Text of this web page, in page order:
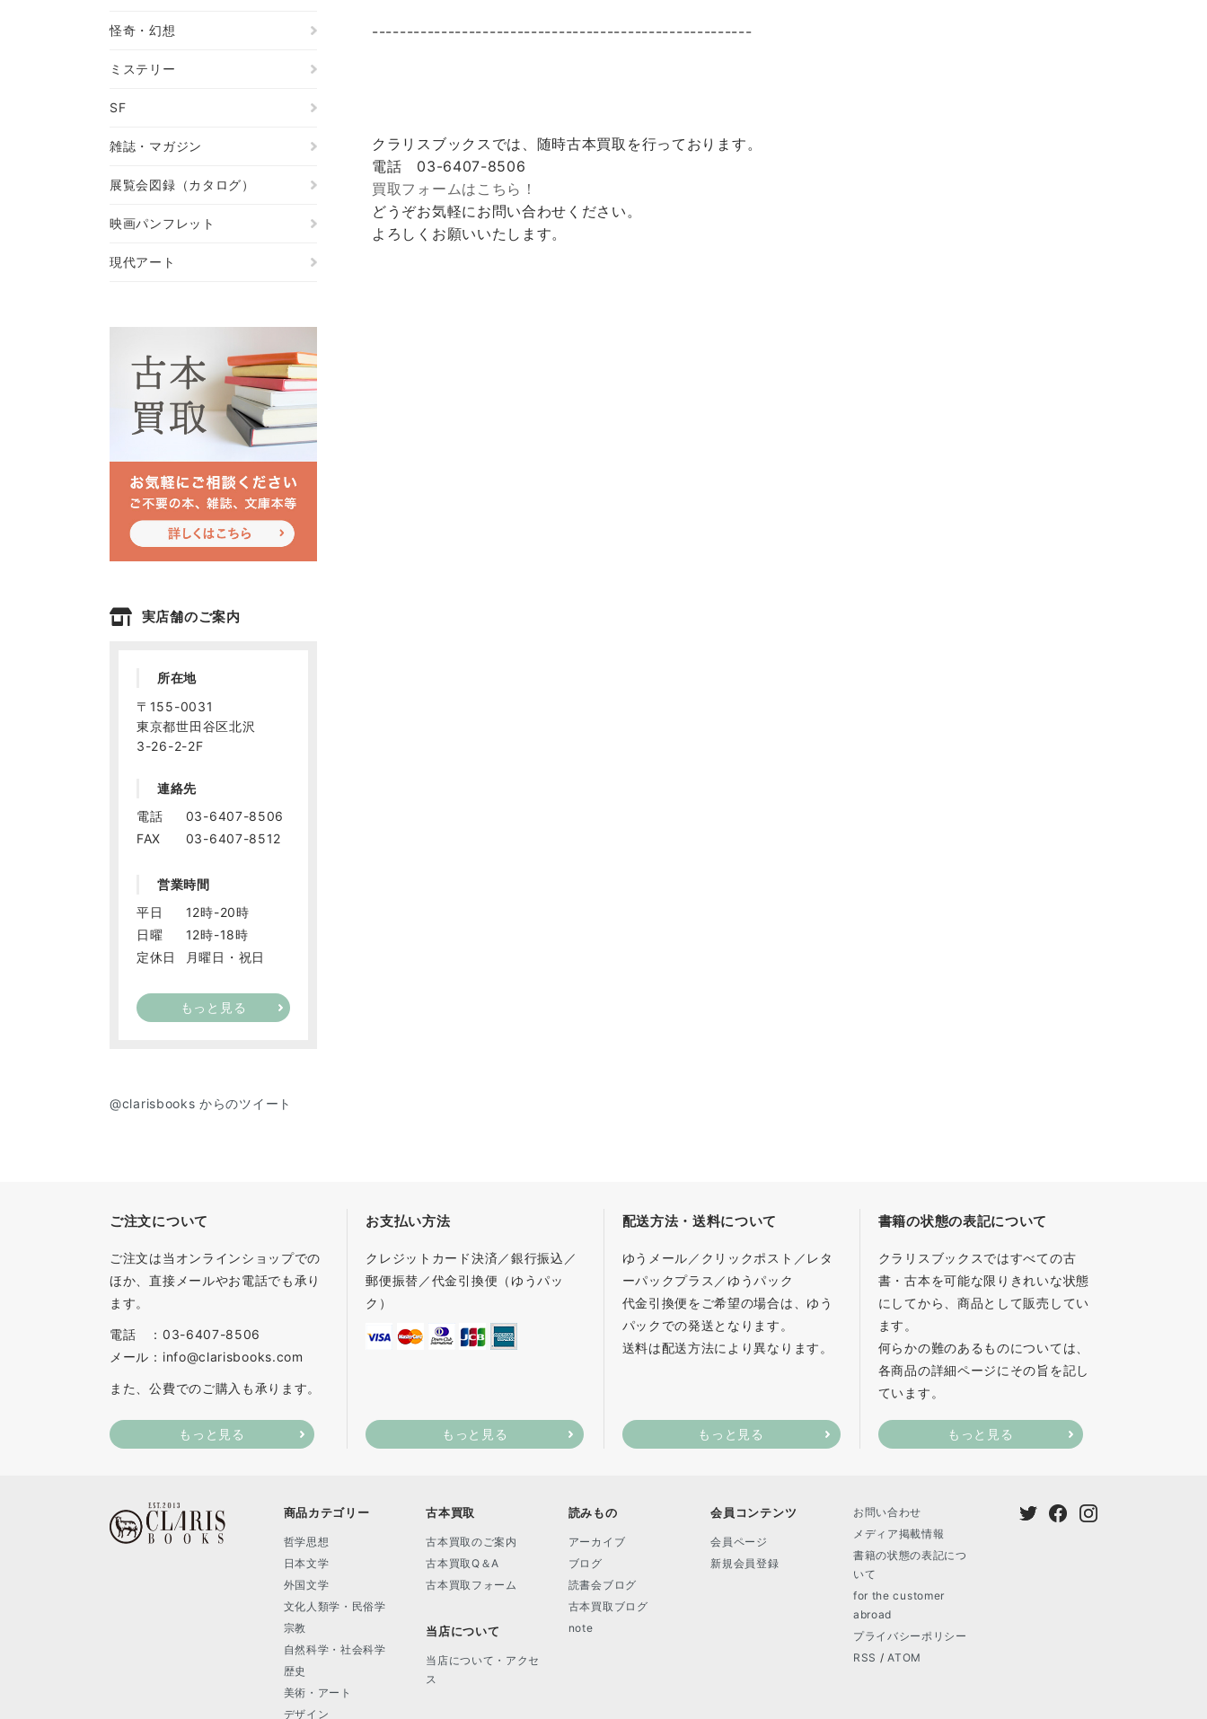
-------------------------------------------------------
クラリスブックスでは、随時古本買取を行っております。
電話 03-6407-8506
買取フォームはこちら！
どうぞお気軽にお問い合わせください。
よろしくお願いいたします。
怪奇・幻想
ミステリー
SF
雑誌・マガジン
展覧会図録（カタログ）
映画パンフレット
現代アート
実店舗のご案内
所在地
〒155-0031
東京都世田谷区北沢
3-26-2-2F
連絡先
電話
03-6407-8506
FAX
03-6407-8512
営業時間
平日
12時-20時
日曜
12時-18時
定休日
月曜日・祝日
もっと見る
@clarisbooks からのツイート
ご注文について
ご注文は当オンラインショップでの
ほか、直接メールやお電話でも承り
ます。
電話 ：03-6407-8506
メール：info@clarisbooks.com
また、公費でのご購入も承ります。
もっと見る
お支払い方法
クレジットカード決済／銀行振込／
郵便振替／代金引換便（ゆうパッ
ク）
もっと見る
配送方法・送料について
ゆうメール／クリックポスト／レタ
ーパックプラス／ゆうパック
代金引換便をご希望の場合は、ゆう
パックでの発送となります。
送料は配送方法により異なります。
もっと見る
書籍の状態の表記について
クラリスブックスではすべての古
書・古本を可能な限りきれいな状態
にしてから、商品として販売してい
ます。
何らかの難のあるものについては、
各商品の詳細ページにその旨を記し
ています。
もっと見る
商品カテゴリー
哲学思想
日本文学
外国文学
文化人類学・民俗学
宗教
自然科学・社会科学
歴史
美術・アート
デザイン
古本買取
古本買取のご案内
古本買取Q＆A
古本買取フォーム
当店について
当店について・アクセ
ス
読みもの
アーカイブ
ブログ
読書会ブログ
古本買取ブログ
note
会員コンテンツ
会員ページ
新規会員登録
お問い合わせ
メディア掲載情報
書籍の状態の表記につ
いて
for the customer
abroad
プライバシーポリシー
RSS /ATOM